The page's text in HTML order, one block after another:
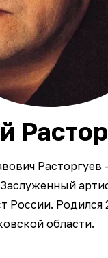
Расторгуев
России. Родился
области.